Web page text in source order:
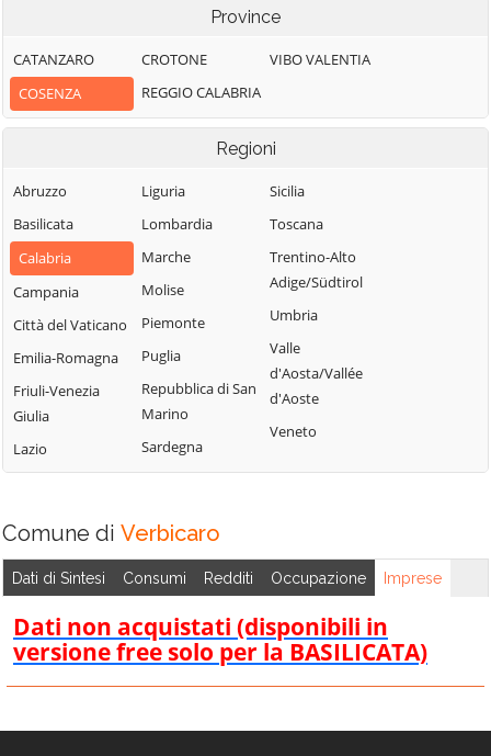
Aprigliano
Belmonte
Calabro
Bianchi
Bisignano
Bocchigliero
Bonifati
Buonvicino
Calopezzati
Cariati
Carolei
Carpanzano
Casali del Manco
Cassano all'Ionio
Piemontese
Lago
Laino Castello
Lappano
Lattarico
Longobardi
Longobucco
Lungro
Luzzi
Mandatoriccio
Mangone
Marano
Marchesato
Marano
San Benedetto
Albanese
San Demetrio
Corone
San Donato di
San Giorgio
Albanese
San Giovanni in
Fiore
San Lorenzo
Vallo
Argentano
Finita
San Nicola Arcella
Province
CATANZARO
COSENZA
CROTONE
REGGIO CALABRIA
VIBO VALENTIA
Regioni
Abruzzo
Basilicata
Calabria
Campania
Città del Vaticano
Emilia-Romagna
Friuli-Venezia
Giulia
Lazio
Liguria
Lombardia
Marche
Molise
Piemonte
Puglia
Repubblica di San
Marino
Sardegna
Sicilia
Toscana
Trentino-Alto
Adige/Südtirol
Umbria
Valle
d'Aosta/Vallée
d'Aoste
Veneto
Comune di Verbicaro
Dati di Sintesi Consumi Redditi Occupazione Imprese
Dati non acquistati (disponibili in
versione free solo per la BASILICATA)